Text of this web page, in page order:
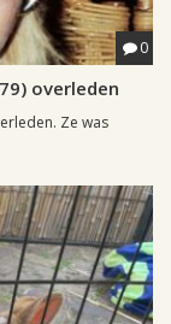
0
overleden
Ze was